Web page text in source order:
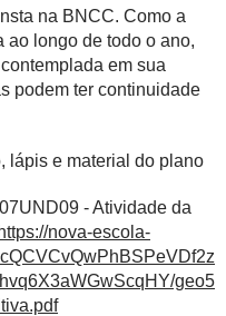
na BNCC. Como a
ao longo de todo o ano,
em sua
podem ter continuidade
lápis e material do plano
- Atividade da
https://nova-escola-
geo5